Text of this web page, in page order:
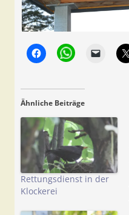
Ähnliche Beiträge
Rettungsdienst in der
Klockerei